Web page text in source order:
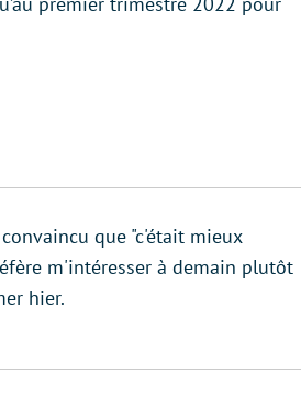
que "c'était mieux
m'intéresser à demain plutôt
hier.